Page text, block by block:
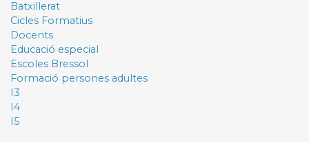
Batxillerat
Cicles Formatius
Docents
Educació especial
Escoles Bressol
Formació persones adultes
I3
I4
I5